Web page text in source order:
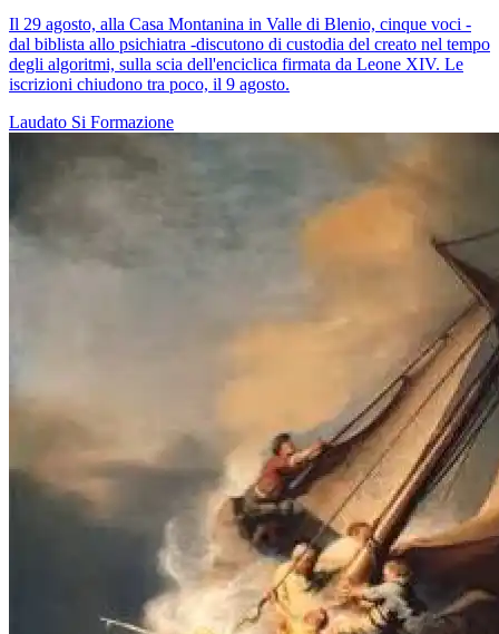
Il 29 agosto, alla Casa Montanina in Valle di Blenio, cinque voci -
dal biblista allo psichiatra -discutono di custodia del creato nel tempo
degli algoritmi, sulla scia dell'enciclica firmata da Leone XIV. Le
iscrizioni chiudono tra poco, il 9 agosto.
Laudato Si Formazione